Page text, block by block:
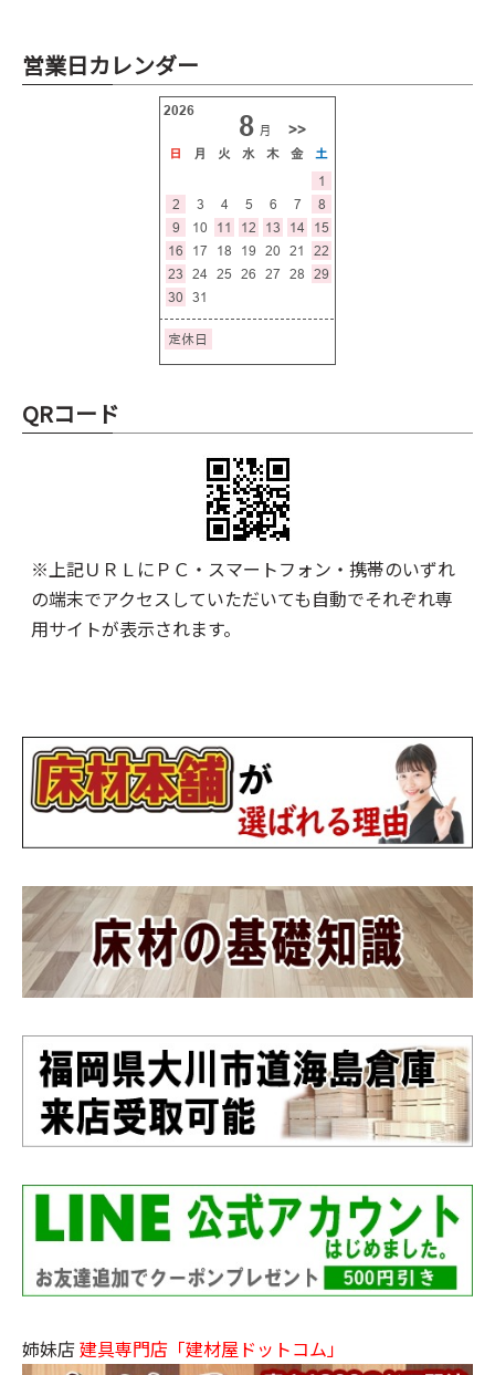
営業日カレンダー
QRコード
※上記ＵＲＬにＰＣ・スマートフォン・携帯のいずれ
の端末でアクセスしていただいても自動でそれぞれ専
用サイトが表示されます。
姉妹店 建具専門店「建材屋ドットコム」